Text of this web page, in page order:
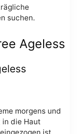
suchen.
Ageless
morgens und
die Haut